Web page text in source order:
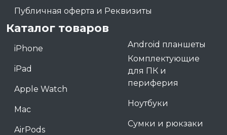
Публичная оферта и Реквизиты
Каталог товаров
iPhone
iPad
Apple Watch
Mac
AirPods
Android планшеты
Комплектующие
для ПК и
периферия
Ноутбуки
Сумки и рюкзаки